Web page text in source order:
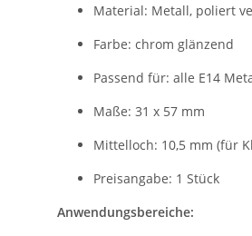
Material: Metall, poliert
Farbe: chrom glänzend
Passend für: alle E14
Maße: 31 x 57 mm
Mittelloch: 10,5 mm (für
Preisangabe: 1 Stück
Anwendungsbereiche: